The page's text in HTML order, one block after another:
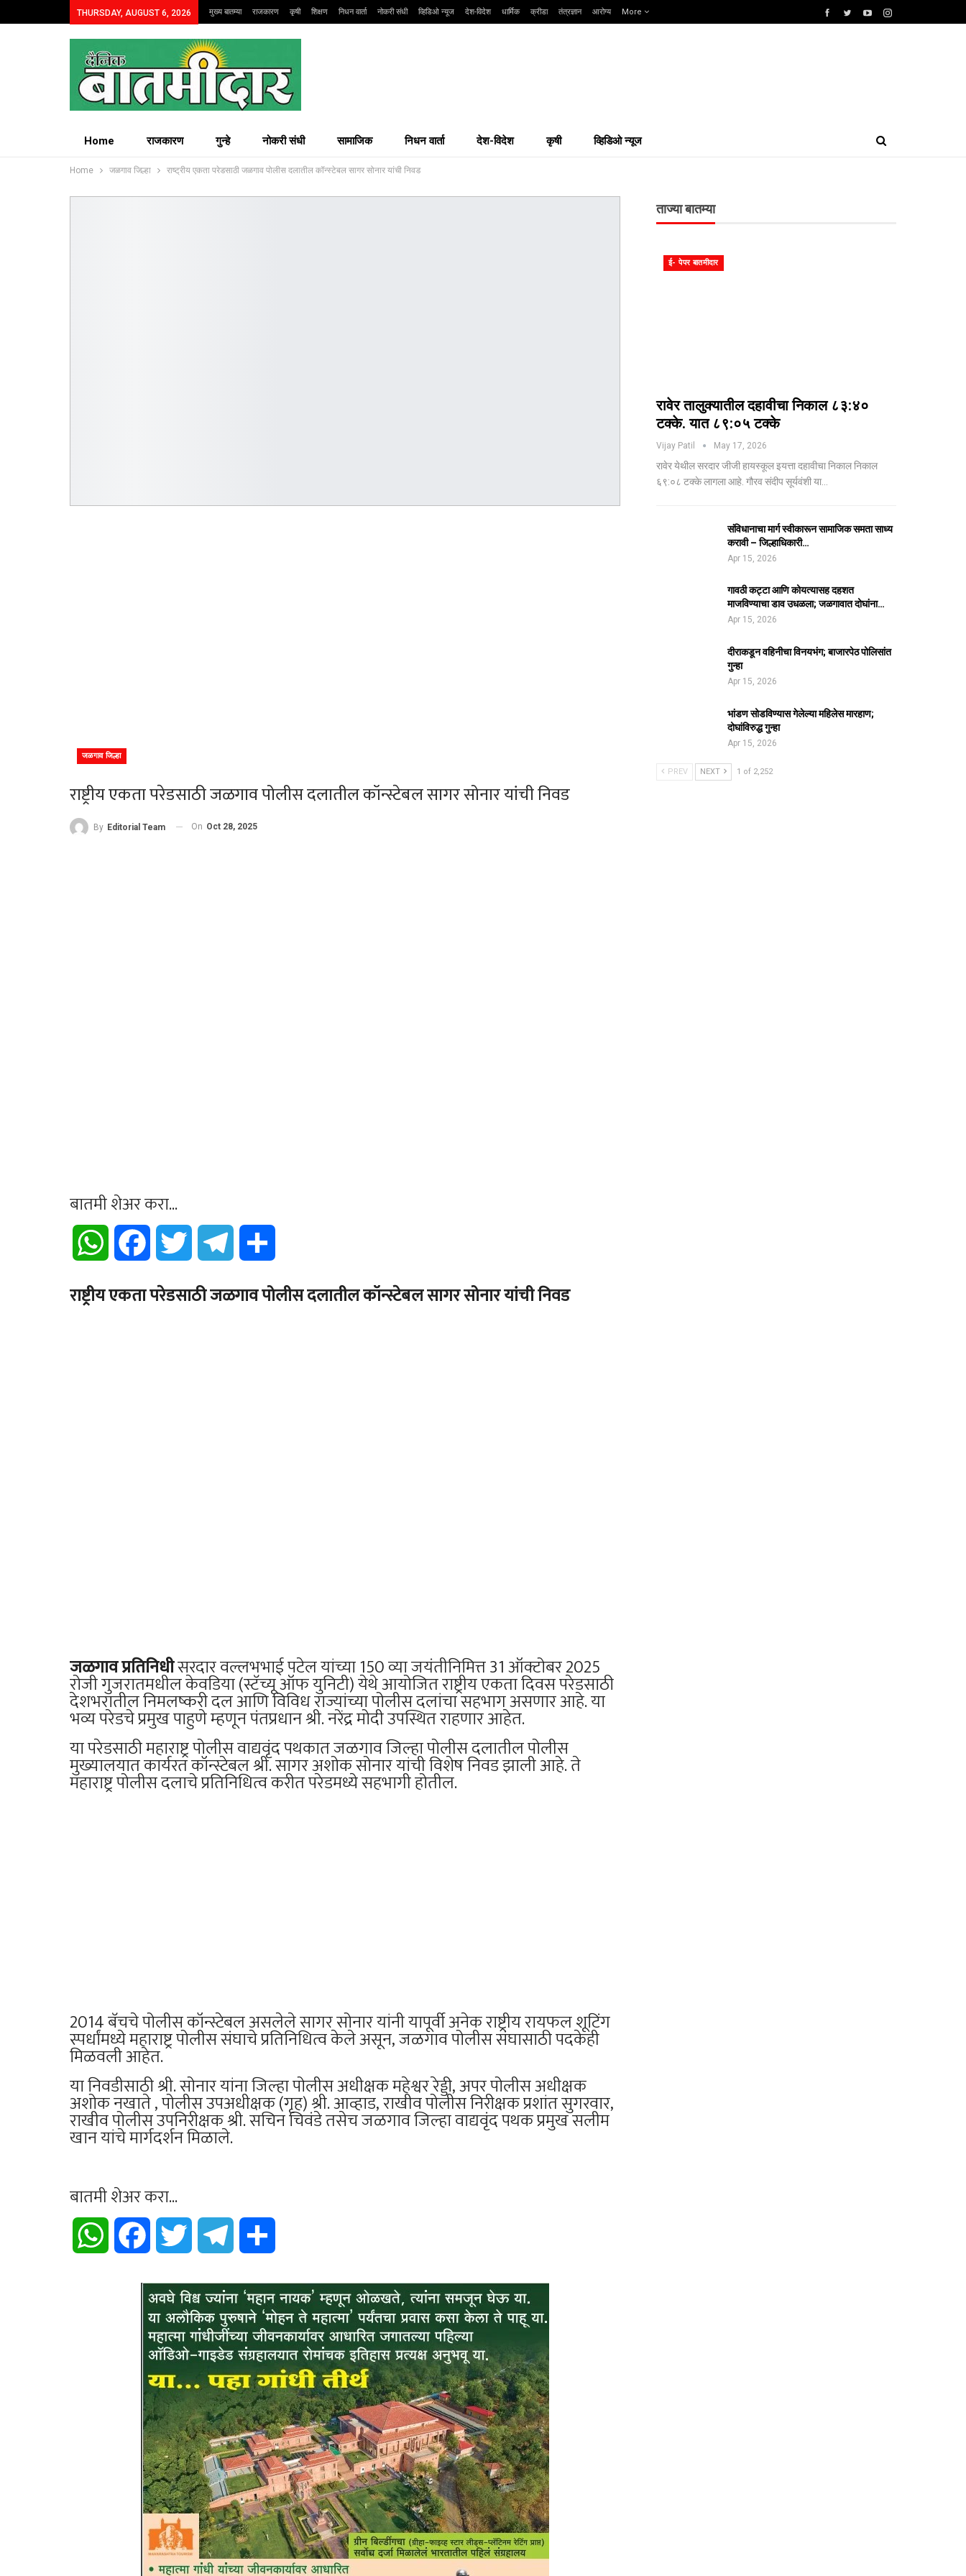
THURSDAY, AUGUST 6, 2026 मुख्य बातम्या राजकारण कृषी शिक्षण निधन वार्ता नोकरी संधी व्हिडिओ न्यूज देश-विदेश धार्मिक क्रीडा तंत्रज्ञान आरोग्य More
Home राजकारण गुन्हे नोकरी संधी सामाजिक निधन वार्ता देश-विदेश कृषी व्हिडिओ न्यूज
Home जळगाव जिल्हा राष्ट्रीय एकता परेडसाठी जळगाव पोलीस दलातील कॉन्स्टेबल सागर सोनार यांची निवड
जळगाव जिल्हा
राष्ट्रीय एकता परेडसाठी जळगाव पोलीस दलातील कॉन्स्टेबल सागर सोनार यांची निवड
By Editorial Team On Oct 28, 2025
बातमी शेअर करा...
WhatsApp Facebook Twitter Telegram
राष्ट्रीय एकता परेडसाठी जळगाव पोलीस दलातील कॉन्स्टेबल सागर सोनार यांची निवड
जळगाव प्रतिनिधीसरदार वल्लभभाई पटेल यांच्या 150 व्या जयंतीनिमित्त 31 ऑक्टोबर 2025
रोजी गुजरातमधील केवडिया (स्टॅच्यू ऑफ युनिटी) येथे आयोजित राष्ट्रीय एकता दिवस परेडसाठी
देशभरातील निमलष्करी दल आणि विविध राज्यांच्या पोलीस दलांचा सहभाग असणार आहे. या
भव्य परेडचे प्रमुख पाहुणे म्हणून पंतप्रधान श्री. नरेंद्र मोदी उपस्थित राहणार आहेत.
या परेडसाठी महाराष्ट्र पोलीस वाद्यवृंद पथकात जळगाव जिल्हा पोलीस दलातील पोलीस
मुख्यालयात कार्यरत कॉन्स्टेबल श्री. सागर अशोक सोनार यांची विशेष निवड झाली आहे. ते
महाराष्ट्र पोलीस दलाचे प्रतिनिधित्व करीत परेडमध्ये सहभागी होतील.
2014 बॅचचे पोलीस कॉन्स्टेबल असलेले सागर सोनार यांनी यापूर्वी अनेक राष्ट्रीय रायफल शूटिंग
स्पर्धांमध्ये महाराष्ट्र पोलीस संघाचे प्रतिनिधित्व केले असून, जळगाव पोलीस संघासाठी पदकेही
मिळवली आहेत.
या निवडीसाठी श्री. सोनार यांना जिल्हा पोलीस अधीक्षक महेश्वर रेड्डी, अपर पोलीस अधीक्षक
अशोक नखाते , पोलीस उपअधीक्षक (गृह) श्री. आव्हाड, राखीव पोलीस निरीक्षक प्रशांत सुगरवार,
राखीव पोलीस उपनिरीक्षक श्री. सचिन चिवंडे तसेच जळगाव जिल्हा वाद्यवृंद पथक प्रमुख सलीम
खान यांचे मार्गदर्शन मिळाले.
बातमी शेअर करा...
WhatsApp Facebook Twitter Telegram
ताज्या बातम्या
ई- पेपर बातमीदार
रावेर तालुक्यातील दहावीचा निकाल ८३:४०
टक्के. यात ८९:०५ टक्के
Vijay Patil May 17, 2026
रावेर येथील सरदार जीजी हायस्कूल इयत्ता दहावीचा निकाल निकाल
६९:०८ टक्के लागला आहे. गौरव संदीप सूर्यवंशी या…
संविधानाचा मार्ग स्वीकारून सामाजिक समता साध्य
करावी – जिल्हाधिकारी…
Apr 15, 2026
गावठी कट्टा आणि कोयत्यासह दहशत
माजविण्याचा डाव उधळला; जळगावात दोघांना…
Apr 15, 2026
दीराकडून वहिनीचा विनयभंग; बाजारपेठ पोलिसांत
गुन्हा
Apr 15, 2026
भांडण सोडविण्यास गेलेल्या महिलेस मारहाण;
दोघांविरुद्ध गुन्हा
Apr 15, 2026
PREV NEXT 1 of 2,252